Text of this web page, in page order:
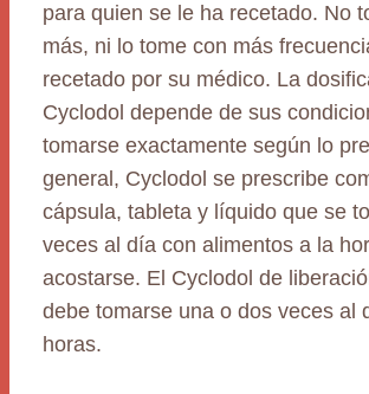
para quien se le ha recetado. No
más, ni lo tome con más
recetado por su médico. La
Cyclodol depende de sus
tomarse exactamente según lo
general, Cyclodol se prescribe
cápsula, tableta y líquido que se
veces al día con alimentos a la
acostarse. El Cyclodol de
debe tomarse una o dos veces al
horas.